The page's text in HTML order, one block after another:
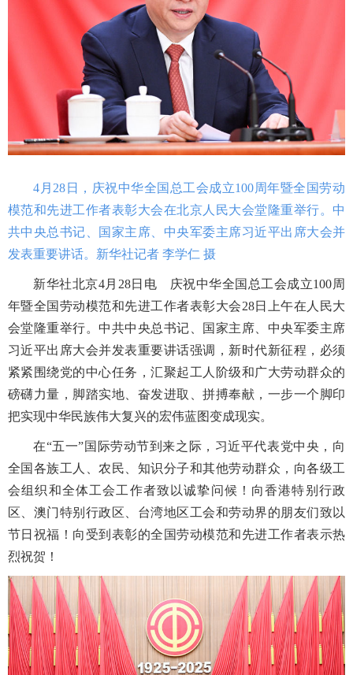
4月28日，庆祝中华全国总工会成立100周年暨全国劳动
模范和先进工作者表彰大会在北京人民大会堂隆重举行。中
共中央总书记、国家主席、中央军委主席习近平出席大会并
发表重要讲话。新华社记者 李学仁 摄
新华社北京4月28日电 庆祝中华全国总工会成立100周
年暨全国劳动模范和先进工作者表彰大会28日上午在人民大
会堂隆重举行。中共中央总书记、国家主席、中央军委主席
习近平出席大会并发表重要讲话强调，新时代新征程，必须
紧紧围绕党的中心任务，汇聚起工人阶级和广大劳动群众的
磅礴力量，脚踏实地、奋发进取、拼搏奉献，一步一个脚印
把实现中华民族伟大复兴的宏伟蓝图变成现实。
在“五一”国际劳动节到来之际，习近平代表党中央，向
全国各族工人、农民、知识分子和其他劳动群众，向各级工
会组织和全体工会工作者致以诚挚问候！向香港特别行政
区、澳门特别行政区、台湾地区工会和劳动界的朋友们致以
节日祝福！向受到表彰的全国劳动模范和先进工作者表示热
烈祝贺！